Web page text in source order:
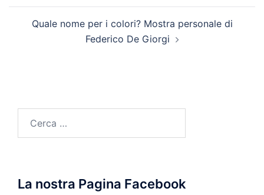
Quale nome per i colori? Mostra personale di
Federico De Giorgi
La nostra Pagina Facebook